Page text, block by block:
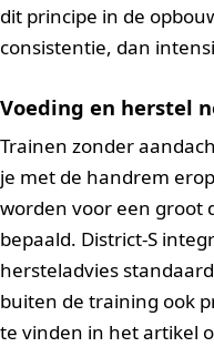
dit principe in de
consistentie, dan
Voeding en herstel
Trainen zonder
je met de handrem
worden voor een groot
bepaald. District-S
hersteladvies
buiten de training ook
te vinden in het artikel